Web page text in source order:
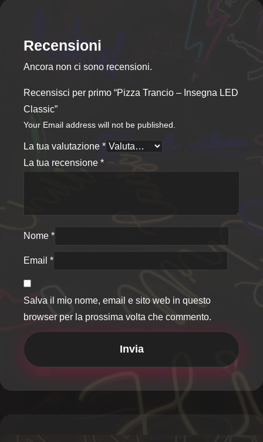
Recensioni
Ancora non ci sono recensioni.
Recensisci per primo “Pizza Trancio – Insegna LED
Classic”
Your Email address will not be published.
La tua valutazione *
La tua recensione *
Nome *
Email *
Salva il mio nome, email e sito web in questo
browser per la prossima volta che commento.